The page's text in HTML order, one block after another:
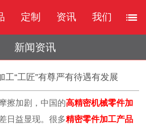
定制 资讯 我们
新闻资讯
工“工匠”有尊严有待遇有发展
擦加剧，中国的高精密机械零件加
日益显现。很多精密零件加工产品